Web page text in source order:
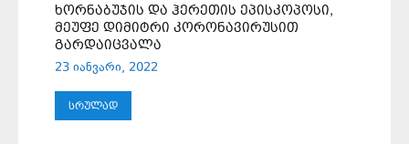
ᲮᲝᲠᲜᲐᲑᲣᲯᲘᲡ ᲓᲐ ᲰᲔᲠᲔᲗᲘᲡ ᲔᲞᲘᲡᲙᲝᲞᲝᲡᲘ,
ᲛᲔᲣᲤᲔ ᲓᲘᲛᲘᲢᲠᲘ ᲙᲝᲠᲝᲜᲐᲕᲘᲠᲣᲡᲘᲗ
ᲒᲐᲠᲓᲐᲘᲪᲕᲐᲚᲐ
23 იანვარი, 2022
ᲡᲠᲣᲚᲐᲓ